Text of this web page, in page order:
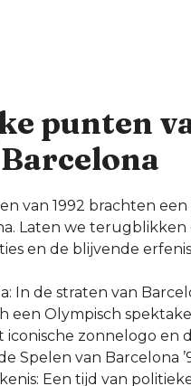
punten
van 1992 brachten
Laten we
en de blijvende
In de straten van
een Olympisch
iconische zonnelogo en
Spelen van Barcelona
Een tijd van